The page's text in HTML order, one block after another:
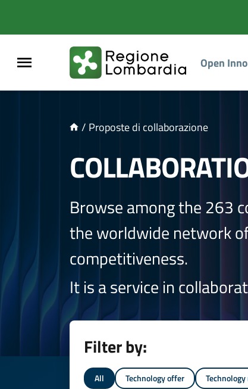
Open
/ Proposte di collaborazione
Browse among the 263
the worldwide network
competitiveness.
It is a service in
Filter by:
All Technology offer